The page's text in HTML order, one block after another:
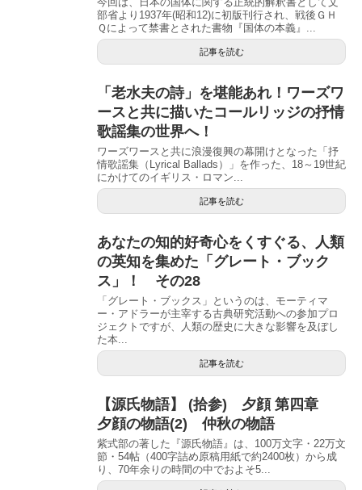
部省より1937年(昭和12)に初版刊行され、戦後ＧＨ
Ｑによって禁書とされた書物『国体の本義』...
記事を読む
「老水夫の詩」を堪能あれ！ワーズワ
ースと共に描いたコールリッジの抒情
歌謡集の世界へ！
ワーズワースと共に浪漫復興の幕開けとなった「抒
情歌謡集（Lyrical Ballads）」を作った、18～19世紀
にかけてのイギリス・ロマン...
記事を読む
あなたの知的好奇心をくすぐる、人類
の英知を集めた「グレート・ブック
ス」！ その28
「グレート・ブックス」というのは、モーティマ
ー・アドラーが主宰する古典研究活動への参加プロ
ジェクトですが、人類の歴史に大きな影響を及ぼし
た本...
記事を読む
【源氏物語】 (拾参) 夕顔 第四章
夕顔の物語(2) 仲秋の物語
紫式部の著した『源氏物語』は、100万文字・22万文
節・54帖（400字詰め原稿用紙で約2400枚）から成
り、70年余りの時間の中でおよそ5...